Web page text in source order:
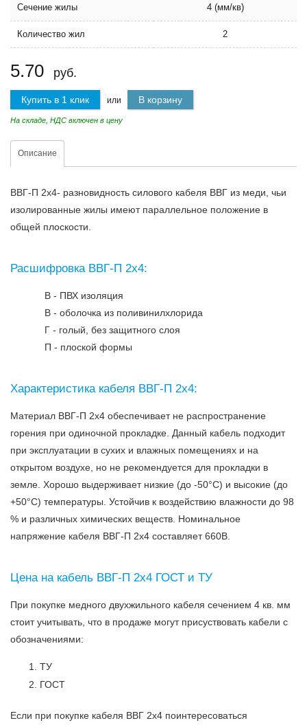
Сечение жилы 4 (мм/кв)
Количество жил 2
5.70 руб.
Купить в 1 клик или В корзину
На складе, НДС включен в цену
Описание
ВВГ-П 2х4- разновидность силового кабеля ВВГ из меди, чьи
изолированные жилы имеют параллельное положение в
общей плоскости.
Расшифровка ВВГ-П 2х4:
В - ПВХ изоляция
В - оболочка из поливинилхлорида
Г - голый, без защитного слоя
П - плоской формы
Характеристика кабеля ВВГ-П 2х4:
Материал ВВГ-П 2х4 обеспечивает не распространение
горения при одиночной прокладке. Данный кабель подходит
при эксплуатации в сухих и влажных помещениях и на
открытом воздухе, но не рекомендуется для прокладки в
земле. Хорошо выдерживает низкие (до -50°C) и высокие (до
+50°C) температуры. Устойчив к воздействию влажности до 98
% и различных химических веществ. Номинальное
напряжение кабеля ВВГ-П 2х4 составляет 660В.
Цена на кабель ВВГ-П 2х4 ГОСТ и ТУ
При покупке медного двухжильного кабеля сечением 4 кв. мм
стоит учитывать, что в продаже могут присуствовать кабели с
обозначениями:
ТУ
ГОСТ
Если при покупке кабеля ВВГ 2х4 поинтересоваться